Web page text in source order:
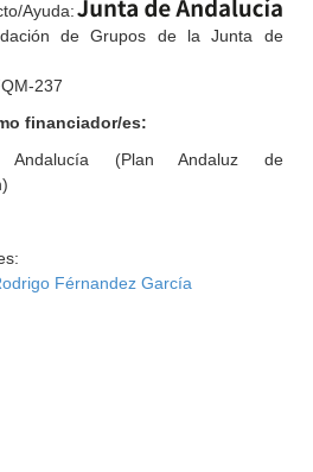
Ayuda:
de Grupos de la Junta de
237
financiador/es:
(Plan Andaluz de
Férnandez García